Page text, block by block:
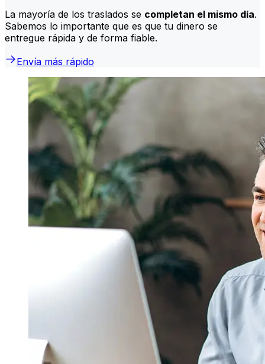
La mayoría de los traslados se completan el mismo día.
Sabemos lo importante que es que tu dinero se
entregue rápida y de forma fiable.
Envía más rápido